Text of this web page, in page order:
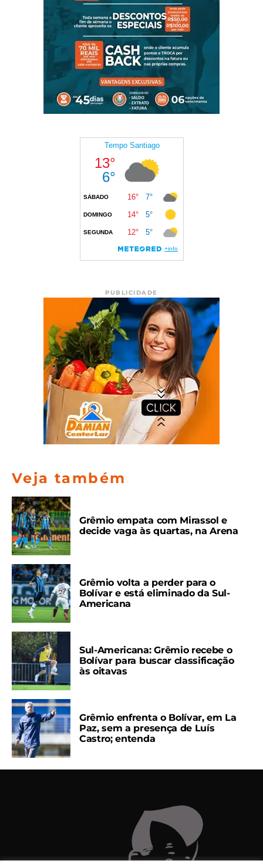
PUBLICIDADE
Veja também
Grêmio empata com Mirassol e
decide vaga às quartas, na Arena
Grêmio volta a perder para o
Bolívar e está eliminado da Sul-
Americana
Sul-Americana: Grêmio recebe o
Bolívar para buscar classificação
às oitavas
Grêmio enfrenta o Bolívar, em La
Paz, sem a presença de Luís
Castro; entenda